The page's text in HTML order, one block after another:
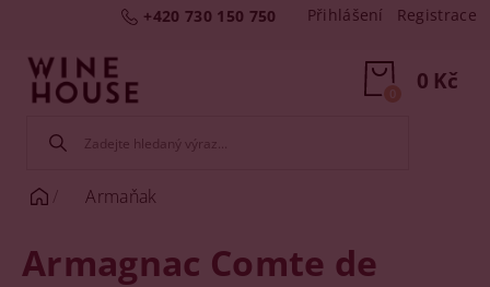
+420 730 150 750 Přihlášení Registrace
0 Kč
0
Armaňak
Armagnac Comte de